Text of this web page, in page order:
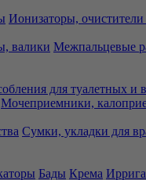
Ионизаторы, очистители
валики Межпальцевые
для туалетных и
Мочеприемники,
Сумки, укладки для
Бады Крема